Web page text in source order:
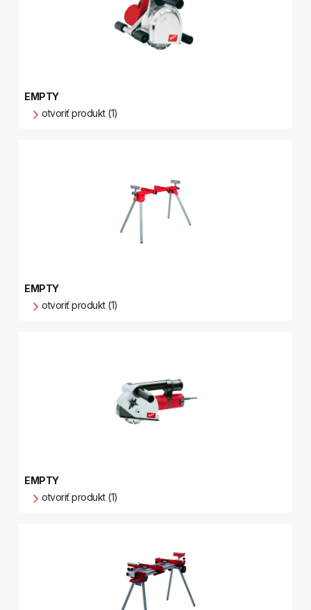
EMPTY
otvoriť produkt (1)
EMPTY
otvoriť produkt (1)
EMPTY
otvoriť produkt (1)